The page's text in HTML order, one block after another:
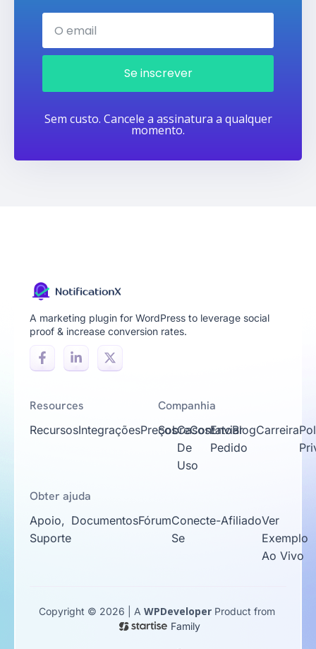
Se inscrever
Sem custo. Cancele a assinatura a qualquer
momento.
A marketing plugin for WordPress to leverage social
proof & increase conversion rates.
Resources
RecursosIntegraçõesPreçosCasos
De
Uso
Enviar
Pedido
Companhia
SobreContatoBlogCarreira
Obter ajuda
Apoio,
Suporte
DocumentosFórumConecte-
Se
AfiliadoVer
Exemplo
Ao Vivo
Copyright © 2026 | A WPDeveloperProduct from
Family